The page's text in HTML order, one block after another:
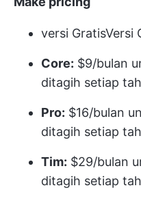
versi GratisVersi
Core: $9/bulan
ditagih setiap
Pro: $16/bulan
ditagih setiap
Tim: $29/bulan
ditagih setiap